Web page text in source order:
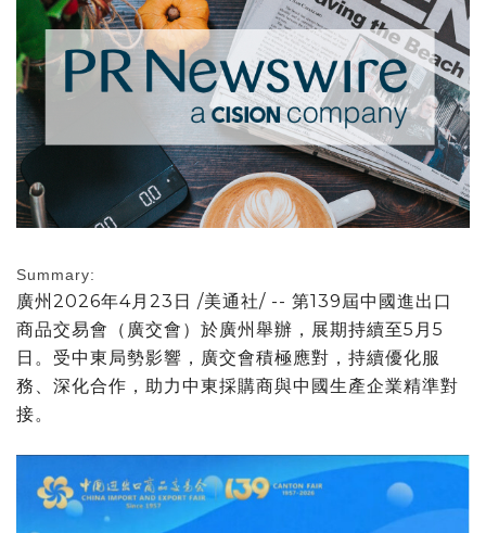
Summary:
廣州 2026年4月23日 /美通社/ -- 第139屆中國進出口
商品交易會（廣交會）於廣州舉辦，展期持續至5月5
日。受中東局勢影響，廣交會積極應對，持續優化服
務、深化合作，助力中東採購商與中國生產企業精準對
接。